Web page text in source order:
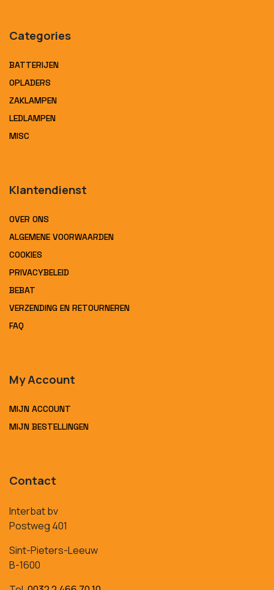
Categories
BATTERIJEN
OPLADERS
ZAKLAMPEN
LEDLAMPEN
MISC
Klantendienst
OVER ONS
ALGEMENE VOORWAARDEN
COOKIES
PRIVACYBELEID
BEBAT
VERZENDING EN RETOURNEREN
FAQ
My Account
MIJN ACCOUNT
MIJN BESTELLINGEN
Contact
Interbat bv
Postweg 401
Sint-Pieters-Leeuw
B-1600